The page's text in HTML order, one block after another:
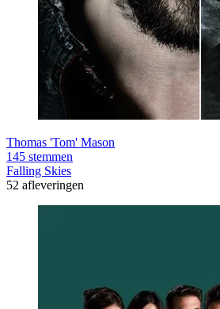
Thomas 'Tom' Mason
145 stemmen
Falling Skies
52 afleveringen